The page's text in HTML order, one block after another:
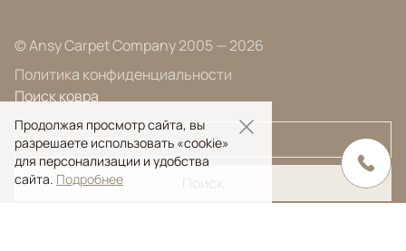
© Ansy Carpet Company 2005 — 2026
Политика конфиденциальности
Поиск ковра
Продолжая просмотр сайта, вы
разрешаете использовать «cookie»
для персонализации и удобства
сайта. Подробнее